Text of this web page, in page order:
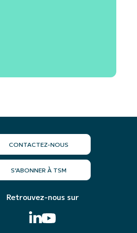
CONTACTEZ-NOUS
S’ABONNER À TSM
Retrouvez-nous sur